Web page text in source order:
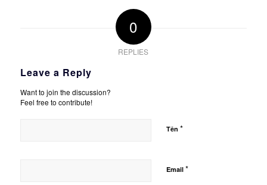
0
REPLIES
Leave a Reply
Want to join the discussion?
Feel free to contribute!
Tên *
Email *